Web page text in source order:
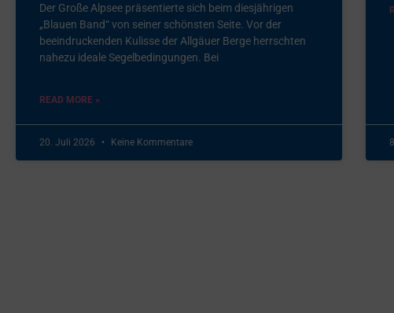
Der Große Alpsee präsentierte sich beim diesjährigen
„Blauen Band“ von seiner schönsten Seite. Vor der
beeindruckenden Kulisse der Allgäuer Berge herrschten
nahezu ideale Segelbedingungen. Bei
READ MORE »
20. Juli 2026 Keine Kommentare